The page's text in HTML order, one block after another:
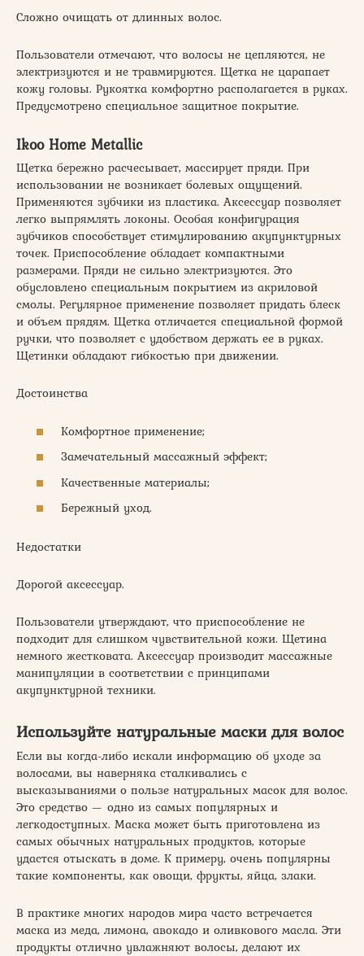
Сложно очищать от длинных волос.
Пользователи отмечают, что волосы не цепляются, не
электризуются и не травмируются. Щетка не царапает
кожу головы. Рукоятка комфортно располагается в руках.
Предусмотрено специальное защитное покрытие.
Ikoo Home Metallic
Щетка бережно расчесывает, массирует пряди. При
использовании не возникает болевых ощущений.
Применяются зубчики из пластика. Аксессуар позволяет
легко выпрямлять локоны. Особая конфигурация
зубчиков способствует стимулированию акупунктурных
точек. Приспособление обладает компактными
размерами. Пряди не сильно электризуются. Это
обусловлено специальным покрытием из акриловой
смолы. Регулярное применение позволяет придать блеск
и объем прядям. Щетка отличается специальной формой
ручки, что позволяет с удобством держать ее в руках.
Щетинки обладают гибкостью при движении.
Достоинства
Комфортное применение;
Замечательный массажный эффект;
Качественные материалы;
Бережный уход.
Недостатки
Дорогой аксессуар.
Пользователи утверждают, что приспособление не
подходит для слишком чувствительной кожи. Щетина
немного жестковата. Аксессуар производит массажные
манипуляции в соответствии с принципами
акупунктурной техники.
Используйте натуральные маски для волос
Если вы когда-либо искали информацию об уходе за
волосами, вы наверняка сталкивались с
высказываниями о пользе натуральных масок для волос.
Это средство — одно из самых популярных и
легкодоступных. Маска может быть приготовлена из
самых обычных натуральных продуктов, которые
удастся отыскать в доме. К примеру, очень популярны
такие компоненты, как овощи, фрукты, яйца, злаки.
В практике многих народов мира часто встречается
маска из меда, лимона, авокадо и оливкового масла. Эти
продукты отлично увлажняют волосы, делают их